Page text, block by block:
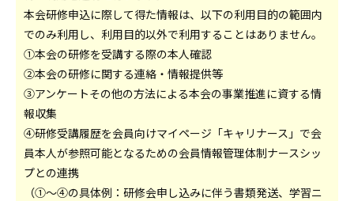
本会研修申込に際して得た情報は、以下の利用目的の範囲内
でのみ利用し、利用目的以外で利用することはありません。
①本会の研修を受講する際の本人確認
②本会の研修に関する連絡・情報提供等
③アンケートその他の方法による本会の事業推進に資する情
報収集
④研修受講履歴を会員向けマイページ「キャリナース」で会
員本人が参照可能となるための会員情報管理体制ナースシッ
プとの連携
（①～④の具体例：研修会申し込みに伴う書類発送、学習ニ